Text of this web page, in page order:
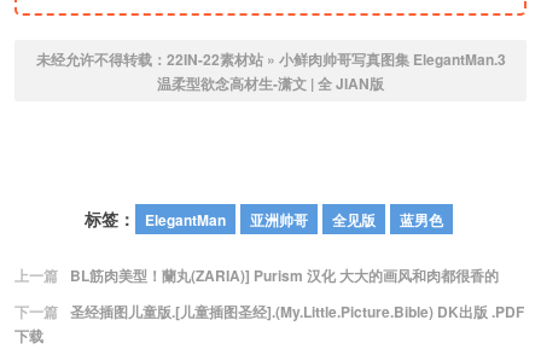
未经允许不得转载： 22IN-22素材站» 小鲜肉帅哥写真图集 ElegantMan.3
温柔型欲念高材生-潇文 | 全 JIAN版
标签： ElegantMan 亚洲帅哥 全见版 蓝男色
上一篇
BL筋肉美型！蘭丸(ZARIA)] Purism 汉化 大大的画风和肉都很香的
下一篇 圣经插图儿童版.[儿童插图圣经].(My.Little.Picture.Bible) DK出版 .PDF
下载